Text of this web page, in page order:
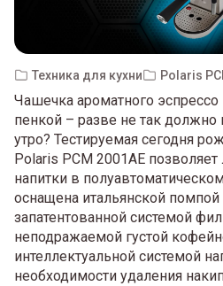
Техника для кухни Polaris
Чашечка ароматного
пенкой – разве не так должно
утро? Тестируемая сегодня
Polaris PCM 2001AE позволяет
напитки в
оснащена итальянской
запатентованной системой
неподражаемой густой
интеллектуальной системой
необходимости удаления